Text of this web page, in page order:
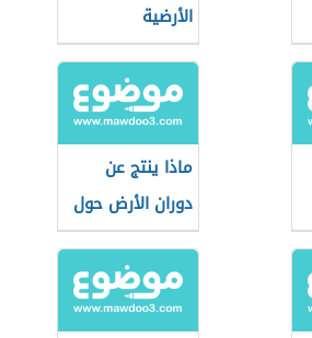
الأرضية
ماذا ينتج عن
دوران الأرض حول
الشمس